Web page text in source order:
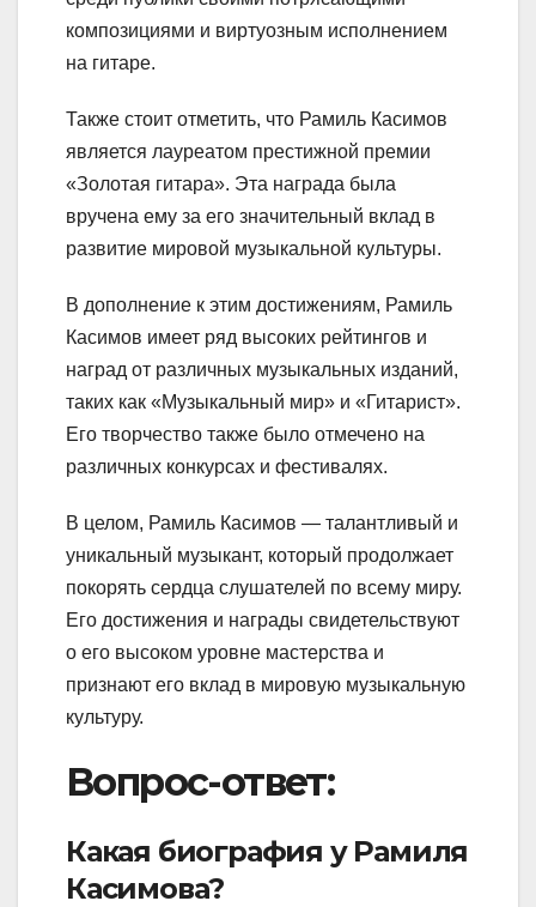
композициями и виртуозным исполнением
на гитаре.
Также стоит отметить, что Рамиль Касимов
является лауреатом престижной премии
«Золотая гитара». Эта награда была
вручена ему за его значительный вклад в
развитие мировой музыкальной культуры.
В дополнение к этим достижениям, Рамиль
Касимов имеет ряд высоких рейтингов и
наград от различных музыкальных изданий,
таких как «Музыкальный мир» и «Гитарист».
Его творчество также было отмечено на
различных конкурсах и фестивалях.
В целом, Рамиль Касимов — талантливый и
уникальный музыкант, который продолжает
покорять сердца слушателей по всему миру.
Его достижения и награды свидетельствуют
о его высоком уровне мастерства и
признают его вклад в мировую музыкальную
культуру.
Вопрос-ответ:
Какая биография у Рамиля
Касимова?